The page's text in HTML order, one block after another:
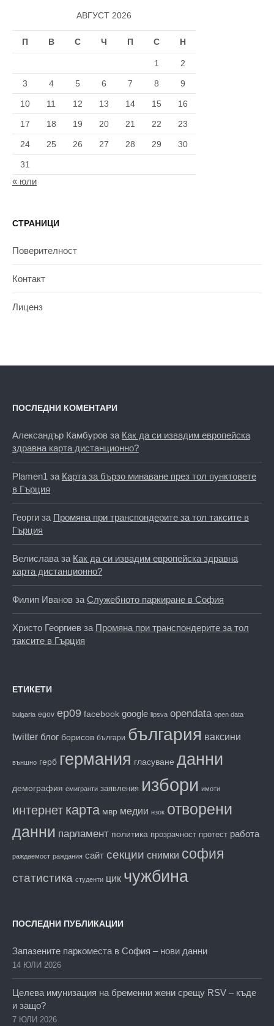
АВГУСТ 2026
П В С Ч П С Н
1 2
3 4 5 6 7 8 9
10 11 12 13 14 15 16
17 18 19 20 21 22 23
24 25 26 27 28 29 30
31
« юли
СТРАНИЦИ
Поверителност
Контакт
Лиценз
ПОСЛЕДНИ КОМЕНТАРИ
Александър Камбуров за Как да си извадим европейска
здравна карта дистанционно?
Plamen1 за Карта за бързо минаване през тол пунктовете
в Гърция
Георги за Промяна при транспондерите за тол таксите в
Гърция
Велислава за Как да си извадим европейска здравна
карта дистанционно?
Филип Иванов за Служебното паркиране в София
Христо Георгиев за Промяна при транспондерите за тол
таксите в Гърция
ЕТИКЕТИ
bulgaria egov ep09 facebook google lipsva opendata open data
twitter блог борисов българи българия ваксини
външно герб германия гласуване данни
демография емигранти заявления избори имоти
интернет карта мвр медии нзок отворени
данни парламент политика прозрачност протест работа
раждаемост раждания сайт секции снимки софия
статистика студенти цик чужбина
ПОСЛЕДНИ ПУБЛИКАЦИИ
Запазените паркоместа в София – нови данни
14 ЮЛИ 2026
Целева имунизация на бременни жени срещу RSV – къде
и защо?
7 ЮЛИ 2026